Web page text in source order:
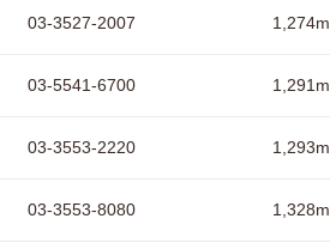
03-3527-2007 1,274m
03-5541-6700 1,291m
03-3553-2220 1,293m
03-3553-8080 1,328m